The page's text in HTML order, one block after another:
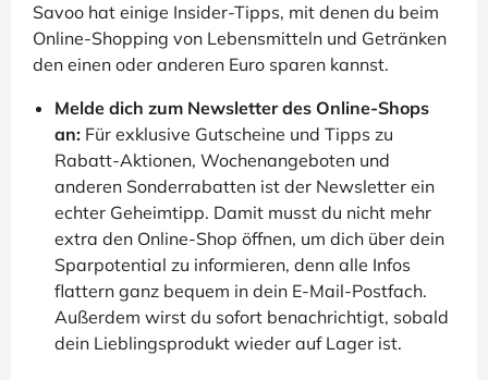
Savoo hat einige Insider-Tipps, mit denen du beim
Online-Shopping von Lebensmitteln und Getränken
den einen oder anderen Euro sparen kannst.
Melde dich zum Newsletter des Online-Shops
an: Für exklusive Gutscheine und Tipps zu
Rabatt-Aktionen, Wochenangeboten und
anderen Sonderrabatten ist der Newsletter ein
echter Geheimtipp. Damit musst du nicht mehr
extra den Online-Shop öffnen, um dich über dein
Sparpotential zu informieren, denn alle Infos
flattern ganz bequem in dein E-Mail-Postfach.
Außerdem wirst du sofort benachrichtigt, sobald
dein Lieblingsprodukt wieder auf Lager ist.